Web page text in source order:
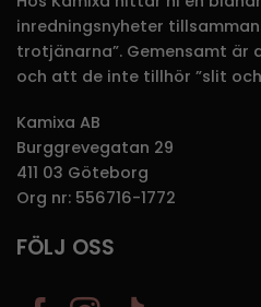
inredningsnyheter
trotjänarna”. Gemensamt
och att de inte tillhör ”slit
Kamixa AB
Burggrevegatan 29
411 03 Göteborg
Org nr: 556716-1772
FÖLJ OSS